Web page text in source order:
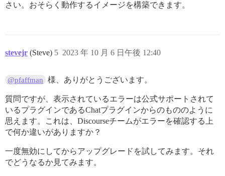
さい。おそらく動作するイメージを構築できます。
stevejr (Steve) 2023 年 10 月 6 日午後 12:40
5
@pfaffman 様、ありがとうございます。
質問ですが、表示されているエラーは公式サポートされて
いるプラグインであるChatプラグインからのもののように
思えます。これは、Discourseチームがエラーを確認する上
で何か違いがありますか？
一度無効にしてからアップグレードを試してみます。それ
でどうなるか見てみます。